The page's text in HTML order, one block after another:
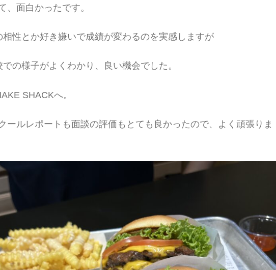
、面白かったです。
性とか好き嫌いで成績が変わるのを実感しますが
の様子がよくわかり、良い機会でした。
SHACKへ。
ールレポートも面談の評価もとても良かったので、よく頑張りま